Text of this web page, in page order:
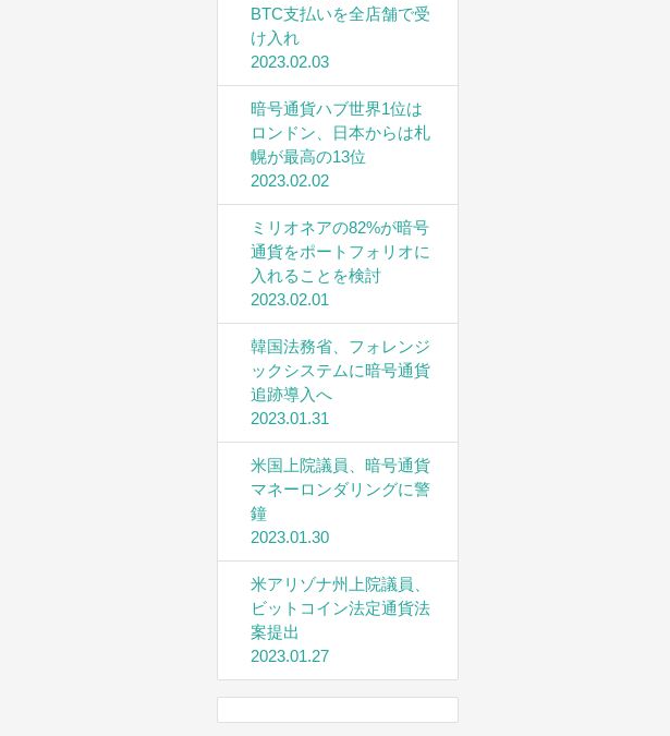
BTC支払いを全店舗で受
け入れ
2023.02.03
暗号通貨ハブ世界1位は
ロンドン、日本からは札
幌が最高の13位
2023.02.02
ミリオネアの82%が暗号
通貨をポートフォリオに
入れることを検討
2023.02.01
韓国法務省、フォレンジ
ックシステムに暗号通貨
追跡導入へ
2023.01.31
米国上院議員、暗号通貨
マネーロンダリングに警
鐘
2023.01.30
米アリゾナ州上院議員、
ビットコイン法定通貨法
案提出
2023.01.27